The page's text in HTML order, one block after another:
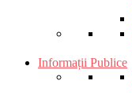
Informații Publice